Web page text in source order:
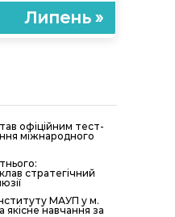
Липень »
офіційним тест-
міжнародного
стратегічний
МАУП у м.
якісне навчання за